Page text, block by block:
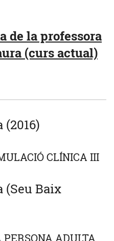
de la professora
(curs actual)
CLÍNICA III
(Seu Baix
ADULTA